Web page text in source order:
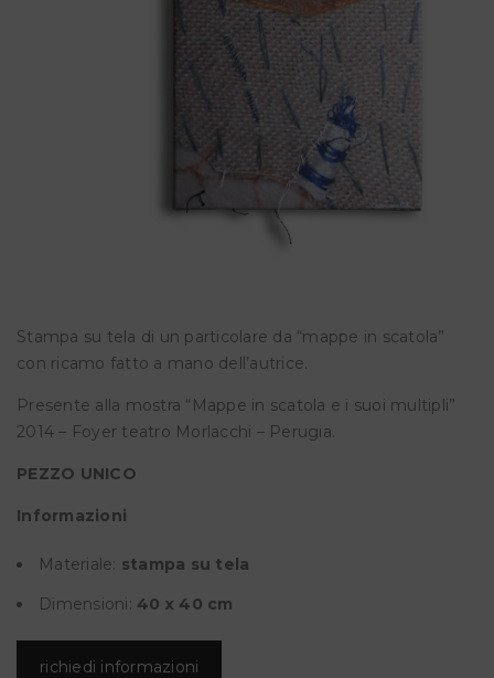
Stampa su tela di un particolare da “mappe in scatola”
con ricamo fatto a mano dell’autrice.
Presente alla mostra “Mappe in scatola e i suoi multipli”
2014 – Foyer teatro Morlacchi – Perugia.
PEZZO UNICO
Informazioni
Materiale: stampa su tela
Dimensioni: 40 x 40 cm
richiedi informazioni